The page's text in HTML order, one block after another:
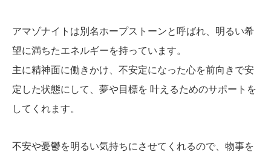
アマゾナイトは別名ホープストーンと呼ばれ、明るい希
望に満ちたエネルギーを持っています。
主に精神面に働きかけ、不安定になった心を前向きで安
定した状態にして、夢や目標を 叶えるためのサポートを
してくれます。
不安や憂鬱を明るい気持ちにさせてくれるので、物事を